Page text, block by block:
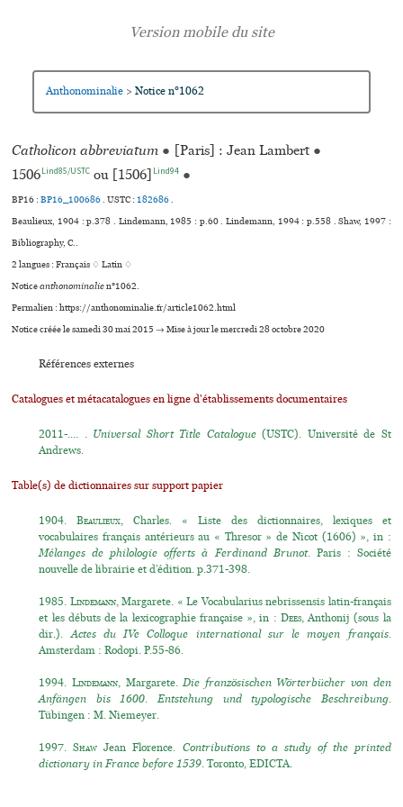
Anthonominalie > Notice n°1062
Catholicon abbreviatum ● [Paris] : Jean Lambert ●
1506Lind85/USTC ou [1506] Lind94 ●
BP16 :BP16_100686.USTC : 182686.
Beaulieux, 1904 : p.378 . Lindemann, 1985 : p.60 . Lindemann, 1994 : p.558 . Shaw, 1997 :
Bibliography, C..
2 langues :Français ♢Latin ♢
Noticeanthonominalien°1062.
Permalien : https://anthonominalie.fr/article1062.html
Notice créée le samedi 30 mai 2015 → Mise à jour le mercredi 28 octobre 2020
Références externes
Catalogues et métacatalogues en ligne d'établissements documentaires
2011-.... . Universal Short Title Catalogue(USTC). Université de St
Andrews.
Table(s) de dictionnaires sur support papier
1904.Beaulieux, Charles. « Liste des dictionnaires, lexiques et
vocabulaires français antérieurs au « Thresor » de Nicot (1606) », in :
Mélanges de philologie offerts à Ferdinand Brunot. Paris : Société
nouvelle de librairie et d’édition. p.371-398.
1985. Lindemann, Margarete. « Le Vocabularius nebrissensis latin-français
et les débuts de la lexicographie française », in : Dees, Anthonij (sous la
dir.).Actes du IVe Colloque international sur le moyen français.
Amsterdam : Rodopi. P.55-86.
1994.Lindemann, Margarete.Die französischen Wörterbücher von den
Anfängen bis 1600. Entstehung und typologische Beschreibung.
Tübingen : M. Niemeyer.
1997.Shaw Jean Florence. Contributions to a study of the printed
dictionary in France before 1539. Toronto, EDICTA.